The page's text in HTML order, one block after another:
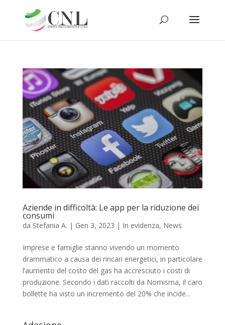
Aziende in difficoltà: Le app per la riduzione dei
consumi
da Stefania A. | Gen 3, 2023 | In evidenza, News
Imprese e famiglie stanno vivendo un momento
drammatico a causa dei rincari energetici, in particolare
l’aumento del costo del gas ha accresciuto i costi di
produzione. Secondo i dati raccolti da Nomisma, il caro
bollette ha visto un incremento del 20% che incide...